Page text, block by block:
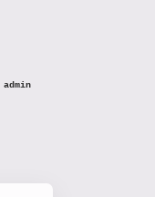
admin